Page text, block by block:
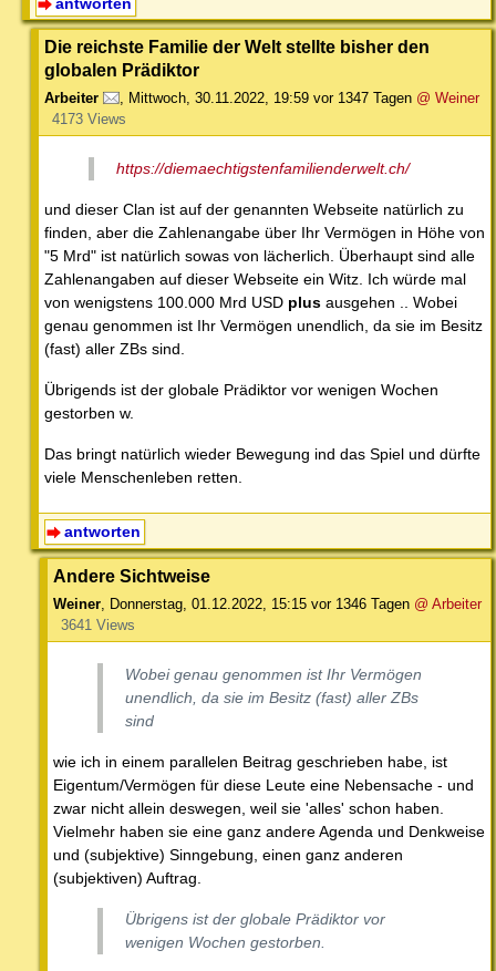
Die reichste Familie der Welt stellte bisher den
globalen Prädiktor
Arbeiter , Mittwoch, 30.11.2022, 19:59 vor 1347 Tagen @ Weiner
4173 Views
https://diemaechtigstenfamilienderwelt.ch/
und dieser Clan ist auf der genannten Webseite natürlich zu
finden, aber die Zahlenangabe über Ihr Vermögen in Höhe von
"5 Mrd" ist natürlich sowas von lächerlich. Überhaupt sind alle
Zahlenangaben auf dieser Webseite ein Witz. Ich würde mal
von wenigstens 100.000 Mrd USD plus ausgehen .. Wobei
genau genommen ist Ihr Vermögen unendlich, da sie im Besitz
(fast) aller ZBs sind.
Übrigends ist der globale Prädiktor vor wenigen Wochen
gestorben w.
Das bringt natürlich wieder Bewegung ind das Spiel und dürfte
viele Menschenleben retten.
antworten
Andere Sichtweise
Weiner, Donnerstag, 01.12.2022, 15:15 vor 1346 Tagen @ Arbeiter
3641 Views
Wobei genau genommen ist Ihr Vermögen
unendlich, da sie im Besitz (fast) aller ZBs
sind
wie ich in einem parallelen Beitrag geschrieben habe, ist
Eigentum/Vermögen für diese Leute eine Nebensache - und
zwar nicht allein deswegen, weil sie 'alles' schon haben.
Vielmehr haben sie eine ganz andere Agenda und Denkweise
und (subjektive) Sinngebung, einen ganz anderen
(subjektiven) Auftrag.
Übrigens ist der globale Prädiktor vor
wenigen Wochen gestorben.